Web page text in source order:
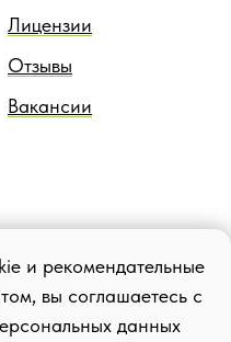
Лицензии
Отзывы
Вакансии
и рекомендательные
вы соглашаетесь с
данных